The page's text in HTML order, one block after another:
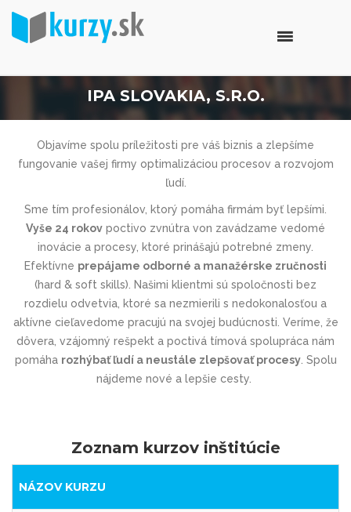
IPA SLOVAKIA, S.R.O.
Objavíme spolu príležitosti pre váš biznis a zlepšíme
fungovanie vašej firmy optimalizáciou procesov a rozvojom
ľudí.
Sme tím profesionálov, ktorý pomáha firmám byť lepšími.
Vyše 24 rokov poctivo zvnútra von zavádzame vedomé
inovácie a procesy, ktoré prinášajú potrebné zmeny.
Efektívne prepájame odborné a manažérske zručnosti
(hard & soft skills). Našimi klientmi sú spoločnosti bez
rozdielu odvetvia, ktoré sa nezmierili s nedokonalosťou a
aktívne cieľavedome pracujú na svojej budúcnosti. Veríme, že
dôvera, vzájomný rešpekt a poctivá tímová spolupráca nám
pomáha rozhýbať ľudí a neustále zlepšovať procesy. Spolu
nájdeme nové a lepšie cesty.
Zoznam kurzov inštitúcie
NÁZOV KURZU